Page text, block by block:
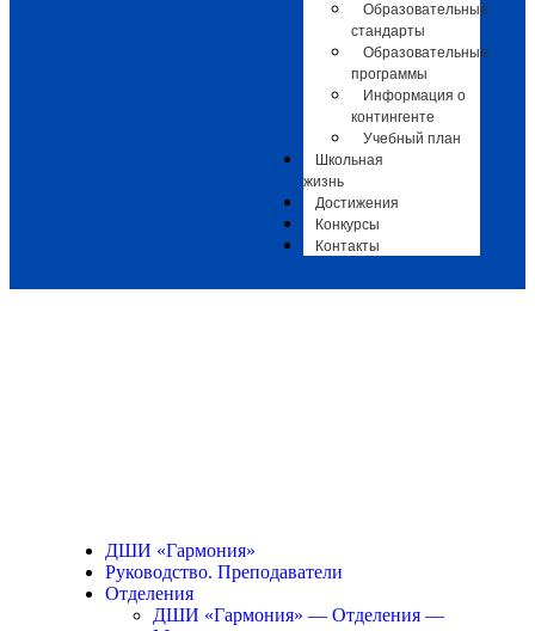
Образовательные
стандарты
Образовательные
программы
Информация о
контингенте
Учебный план
Школьная
жизнь
Достижения
Конкурсы
Контакты
Оркестр духовых
ДШИ «Гармония»
Руководство. Преподаватели
Отделения
ДШИ «Гармония» — Отделения —